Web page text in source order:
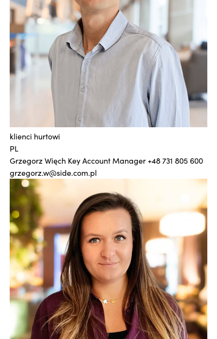
klienci hurtowi
PL
Grzegorz Więch Key Account Manager+48 731 805 600
grzegorz.w@side.com.pl